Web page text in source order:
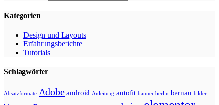
Kategorien
Design und Layouts
Erfahrungsberichte
Tutorials
Schlagwörter
Absatzformate Adobe android Anleitung autofit banner berlin bernau bilder